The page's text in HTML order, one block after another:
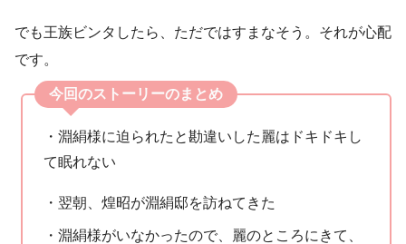
でも王族ビンタしたら、ただではすまなそう。それが心配
です。
今回のストーリーのまとめ
・淵絹様に迫られたと勘違いした麗はドキドキし
て眠れない
・翌朝、煌昭が淵絹邸を訪ねてきた
・淵絹様がいなかったので、麗のところにきて、